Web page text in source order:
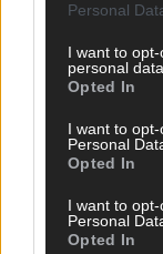
Personal
I want to
personal data.
Opted In
I want to
Personal
Opted In
I want to
Personal
Opted In
Dein
das kostet es
August 2026